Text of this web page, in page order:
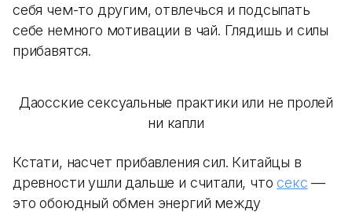
себя чем-то другим, отвлечься и подсыпать
себе немного мотивации в чай. Глядишь и силы
прибавятся.
Даосские сексуальные практики или не пролей
ни капли
Кстати, насчет прибавления сил. Китайцы в
древности ушли дальше и считали, чтосекс —
это обоюдный обмен энергий между